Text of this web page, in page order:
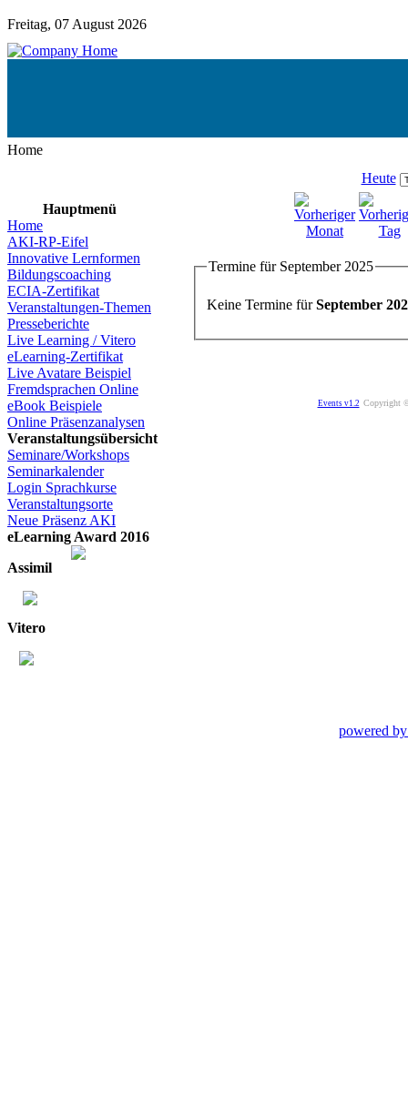
Freitag, 07 August 2026
Home
Hauptmenü
Home
AKI-RP-Eifel
Innovative Lernformen
Bildungscoaching
ECIA-Zertifikat
Veranstaltungen-Themen
Presseberichte
Live Learning / Vitero
eLearning-Zertifikat
Live Avatare Beispiel
Fremdsprachen Online
eBook Beispiele
Online Präsenzanalysen
Veranstaltungsübersicht
Seminare/Workshops
Seminarkalender
Login Sprachkurse
Veranstaltungsorte
Neue Präsenz AKI
eLearning Award 2016
Assimil
Vitero
Heute
Termine für September 2025
Keine Termine fürSeptember
Events v1.2 Copyright
powered